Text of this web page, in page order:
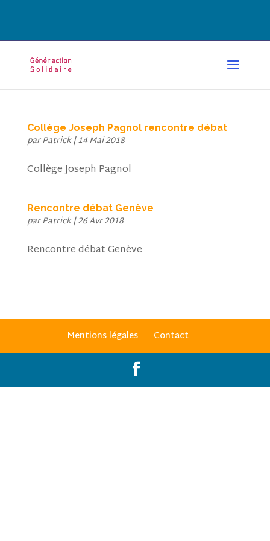
Collège Joseph Pagnol rencontre débat
parPatrick|14 Mai 2018
Collège Joseph Pagnol
Rencontre débat Genève
parPatrick|26 Avr 2018
Rencontre débat Genève
Mentions légales Contact